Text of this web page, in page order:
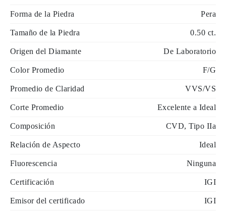
Forma de la Piedra Pera
Tamaño de la Piedra 0.50 ct.
Origen del Diamante De Laboratorio
Color Promedio F/G
Promedio de Claridad VVS/VS
Corte Promedio Excelente a Ideal
Composición CVD, Tipo IIa
Relación de Aspecto Ideal
Fluorescencia Ninguna
Certificación IGI
Emisor del certificado IGI